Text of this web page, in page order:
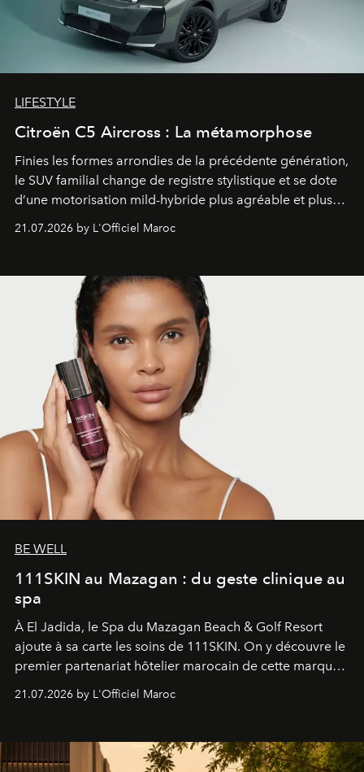
LIFESTYLE
Citroën C5 Aircross : La métamorphose
Finies les formes arrondies de la précédente génération,
le SUV familial change de registre stylistique et se dote
d’une motorisation mild-hybride plus agréable et plus
gagné en maturité.
21.07.2026 by L'Officiel Maroc
BE WELL
111SKIN au Mazagan : du geste clinique au
spa
À El Jadida, le Spa du Mazagan Beach & Golf Resort
ajoute à sa carte les soins de 111SKIN. On y découvre le
premier partenariat hôtelier marocain de cette marque
londonien et construite depuis autour d'un actif breveté,
21.07.2026 by L'Officiel Maroc